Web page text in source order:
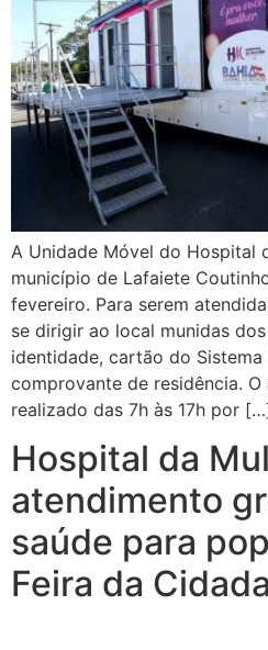
A Unidade Móvel do Hospital
município de Lafaiete
fevereiro. Para serem
se dirigir ao local munidas
identidade, cartão do Sistema
comprovante de residência. O
realizado das 7h às 17h por
Hospital da
atendimento
saúde para
Feira da